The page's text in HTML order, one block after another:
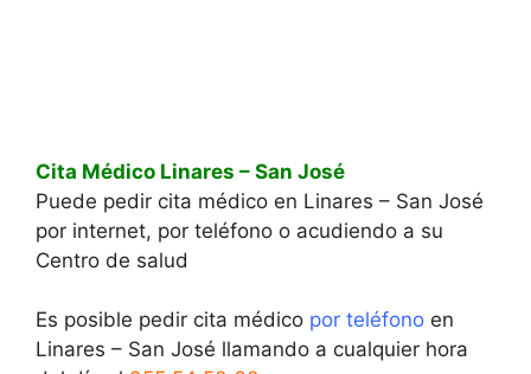
Cita Médico Linares – San José
Puede pedir cita médico en Linares – San José
por internet, por teléfono o acudiendo a su
Centro de salud
Es posible pedir cita médico por teléfono en
Linares – San José llamando a cualquier hora